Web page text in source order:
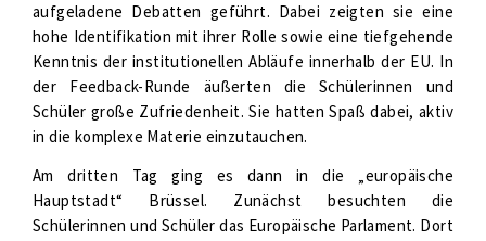
aufgeladene Debatten geführt. Dabei zeigten sie eine
hohe Identifikation mit ihrer Rolle sowie eine tiefgehende
Kenntnis der institutionellen Abläufe innerhalb der EU. In
der Feedback-Runde äußerten die Schülerinnen und
Schüler große Zufriedenheit. Sie hatten Spaß dabei, aktiv
in die komplexe Materie einzutauchen.
Am dritten Tag ging es dann in die „europäische
Hauptstadt“ Brüssel. Zunächst besuchten die
Schülerinnen und Schüler das Europäische Parlament. Dort